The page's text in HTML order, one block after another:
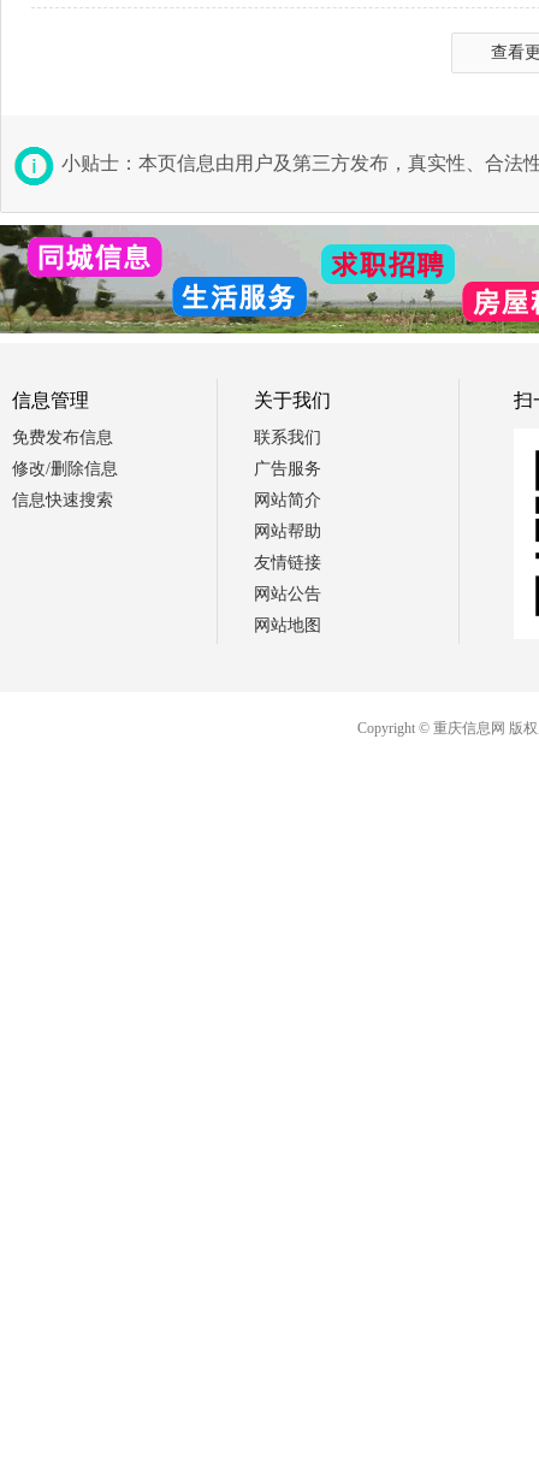
查看
小贴士：本页信息由用户及第三方发布，真实性、合法
信息管理
免费发布信息
修改/删除信息
信息快速搜索
关于我们
联系我们
广告服务
网站简介
网站帮助
友情链接
网站公告
网站地图
扫
Copyright © 重庆信息网 版